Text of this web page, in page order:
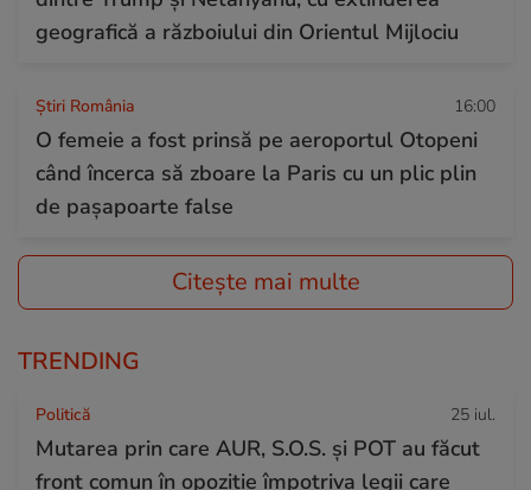
geografică a războiului din Orientul Mijlociu
Știri România 16:00
O femeie a fost prinsă pe aeroportul Otopeni
când încerca să zboare la Paris cu un plic plin
de pașapoarte false
Citește mai multe
TRENDING
Politică 25 iul.
Mutarea prin care AUR, S.O.S. și POT au făcut
front comun în opoziție împotriva legii care